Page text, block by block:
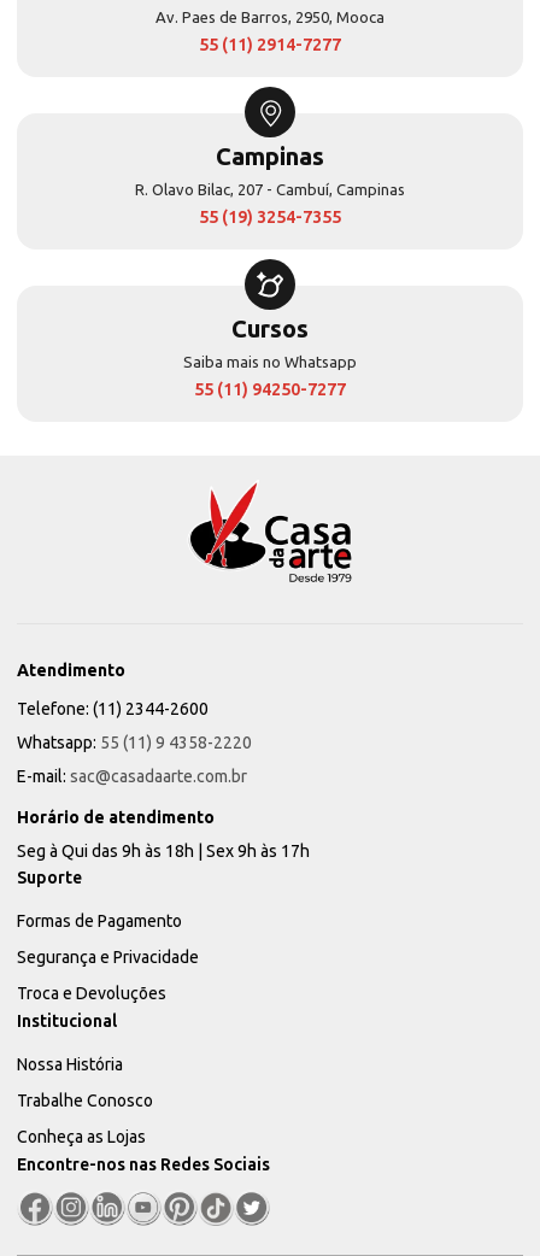
Av. Paes de Barros, 2950, Mooca
55 (11) 2914-7277
Campinas
R. Olavo Bilac, 207 - Cambuí, Campinas
55 (19) 3254-7355
Cursos
Saiba mais no Whatsapp
55 (11) 94250-7277
Atendimento
Telefone: (11) 2344-2600
Whatsapp: 55 (11) 9 4358-2220
E-mail: sac@casadaarte.com.br
Horário de atendimento
Seg à Qui das 9h às 18h | Sex 9h às 17h
Suporte
Formas de Pagamento
Segurança e Privacidade
Troca e Devoluções
Institucional
Nossa História
Trabalhe Conosco
Conheça as Lojas
Encontre-nos nas Redes Sociais